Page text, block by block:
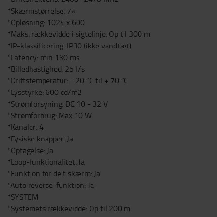
*Skærmstørrelse: 7«
*Opløsning: 1024 x 600
*Maks. rækkevidde i sigtelinje: Op til 300 m
*IP-klassificering: IP30 (ikke vandtæt)
*Latency: min 130 ms
*Billedhastighed: 25 f/s
*Driftstemperatur: - 20 °C til + 70 °C
*Lysstyrke: 600 cd/m2
*Strømforsyning: DC 10 - 32 V
*Strømforbrug: Max 10 W
*Kanaler: 4
*Fysiske knapper: Ja
*Optagelse: Ja
*Loop-funktionalitet: Ja
*Funktion for delt skærm: Ja
*Auto reverse-funktion: Ja
*SYSTEM
*Systemets rækkevidde: Op til 200 m